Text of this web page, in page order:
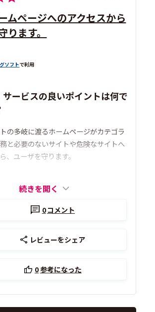
ムページへのアクセスから
ります。
ソフトで利用
サービスの良いポイントは何で
の多岐に渡るホームページがカテゴラ
と必要のないサイトや危険なサイトへ
、ユーザを守ります。
続きを開く
0コメント
レビューをシェア
0参考になった